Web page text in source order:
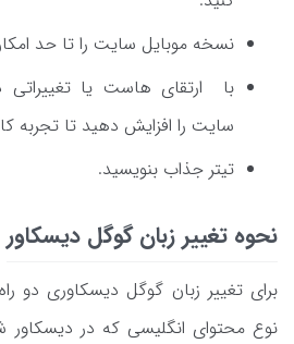
نسخه موبایل سایت را تا حد
با ارتقای هاست یا
سایت را افزایش دهید تا تجربه
تیتر جذاب بنویسید.
نحوه تغییر زبان گوگل دیسکاور
برای تغییر زبان گوگل دیسکاوری دو
نوع محتوای انگلیسی که در دیسکاور